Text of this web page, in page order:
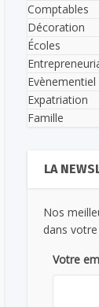
Comptables
Décoration
Écoles
Evènementiel
Expatriation
Famille
LA
Nos
dans
Votre